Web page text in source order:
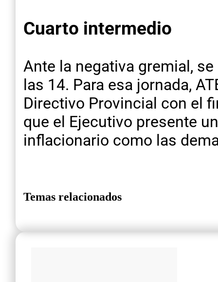
Cuarto intermedio
Ante la negativa gremial,
las 14. Para esa jornada,
Directivo Provincial con el
que el Ejecutivo presente
inflacionario como las
Temas relacionados